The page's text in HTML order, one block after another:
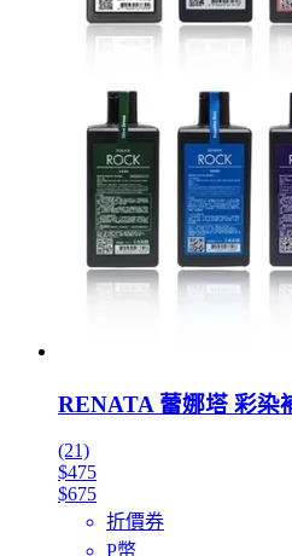
RENATA 蕾娜塔 彩染
(21)
$475
$675
折價券
P幣